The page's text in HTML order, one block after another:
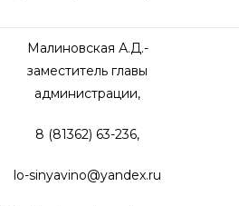
Малиновская А.Д.-
заместитель главы
администрации,
8 (81362) 63-236,
lo-sinyavino@yandex.ru